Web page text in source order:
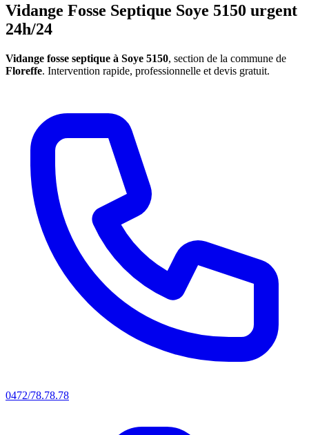
Vidange Fosse Septique Soye 5150 urgent
24h/24
Vidange fosse septique à Soye 5150, section de la commune de
Floreffe. Intervention rapide, professionnelle et devis gratuit.
0472/78.78.78